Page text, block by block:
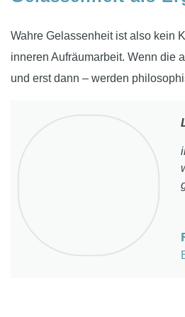
Wahre Gelassenheit ist also kein
inneren Aufräumarbeit. Wenn die
und erst dann – werden